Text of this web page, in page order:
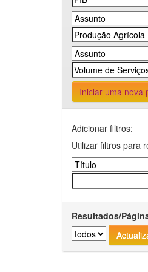
Iniciar uma nova
Adicionar filtros:
Utilizar filtros para
Resultados/